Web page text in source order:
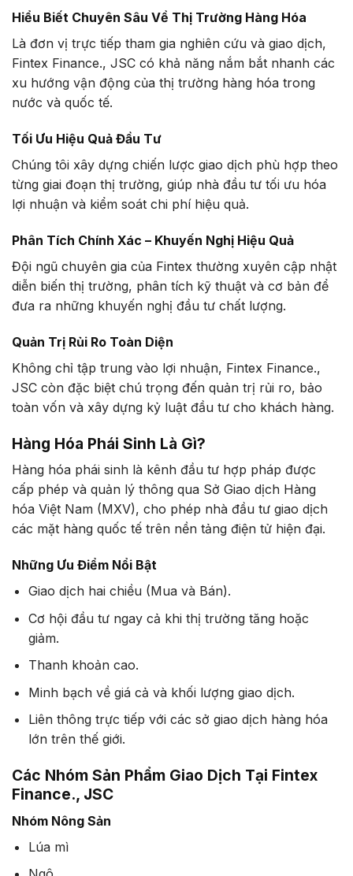
Hiểu Biết Chuyên Sâu Về Thị Trường Hàng Hóa
Là đơn vị trực tiếp tham gia nghiên cứu và giao dịch,
Fintex Finance., JSC có khả năng nắm bắt nhanh các
xu hướng vận động của thị trường hàng hóa trong
nước và quốc tế.
Tối Ưu Hiệu Quả Đầu Tư
Chúng tôi xây dựng chiến lược giao dịch phù hợp theo
từng giai đoạn thị trường, giúp nhà đầu tư tối ưu hóa
lợi nhuận và kiểm soát chi phí hiệu quả.
Phân Tích Chính Xác – Khuyến Nghị Hiệu Quả
Đội ngũ chuyên gia của Fintex thường xuyên cập nhật
diễn biến thị trường, phân tích kỹ thuật và cơ bản để
đưa ra những khuyến nghị đầu tư chất lượng.
Quản Trị Rủi Ro Toàn Diện
Không chỉ tập trung vào lợi nhuận, Fintex Finance.,
JSC còn đặc biệt chú trọng đến quản trị rủi ro, bảo
toàn vốn và xây dựng kỷ luật đầu tư cho khách hàng.
Hàng Hóa Phái Sinh Là Gì?
Hàng hóa phái sinh là kênh đầu tư hợp pháp được
cấp phép và quản lý thông qua Sở Giao dịch Hàng
hóa Việt Nam (MXV), cho phép nhà đầu tư giao dịch
các mặt hàng quốc tế trên nền tảng điện tử hiện đại.
Những Ưu Điểm Nổi Bật
Giao dịch hai chiều (Mua và Bán).
Cơ hội đầu tư ngay cả khi thị trường tăng hoặc
giảm.
Thanh khoản cao.
Minh bạch về giá cả và khối lượng giao dịch.
Liên thông trực tiếp với các sở giao dịch hàng hóa
lớn trên thế giới.
Các Nhóm Sản Phẩm Giao Dịch Tại Fintex
Finance., JSC
Nhóm Nông Sản
Lúa mì